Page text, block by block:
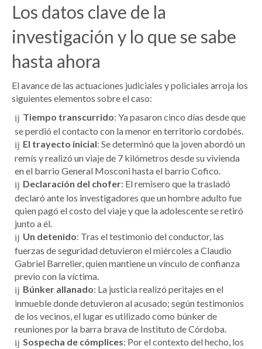
Los datos clave de la
investigación y lo que se sabe
hasta ahora
El avance de las actuaciones judiciales y policiales arroja los
siguientes elementos sobre el caso:
Tiempo transcurrido: Ya pasaron cinco días desde que
se perdió el contacto con la menor en territorio cordobés.
El trayecto inicial: Se determinó que la joven abordó un
remís y realizó un viaje de 7 kilómetros desde su vivienda
en el barrio General Mosconi hasta el barrio Cofico.
Declaración del chofer: El remisero que la trasladó
declaró ante los investigadores que un hombre adulto fue
quien pagó el costo del viaje y que la adolescente se retiró
junto a él.
Un detenido: Tras el testimonio del conductor, las
fuerzas de seguridad detuvieron el miércoles a Claudio
Gabriel Barrelier, quien mantiene un vínculo de confianza
previo con la víctima.
Búnker allanado: La justicia realizó peritajes en el
inmueble donde detuvieron al acusado; según testimonios
de los vecinos, el lugar es utilizado como búnker de
reuniones por la barra brava de Instituto de Córdoba.
Sospecha de cómplices: Por el contexto del hecho, los